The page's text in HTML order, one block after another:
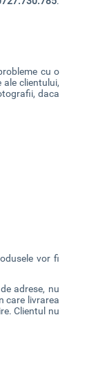
cu o
ale clientului,
daca
vor fi
adrese, nu
care livrarea
Clientul nu